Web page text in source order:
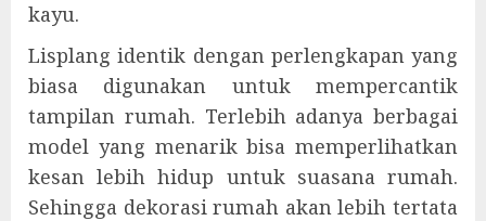
kayu.
Lisplang identik dengan perlengkapan yang
biasa digunakan untuk mempercantik
tampilan rumah. Terlebih adanya berbagai
model yang menarik bisa memperlihatkan
kesan lebih hidup untuk suasana rumah.
Sehingga dekorasi rumah akan lebih tertata